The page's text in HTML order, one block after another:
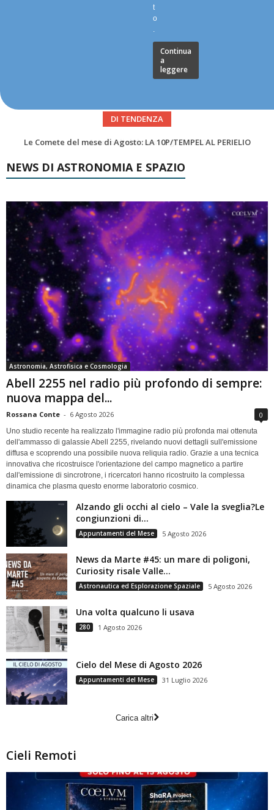
t
o
.
Continua
a
leggere
DI TENDENZA
Asteroidi del mese Agosto 2026
NEWS DI ASTRONOMIA E SPAZIO
Astronomia, Astrofisica e Cosmologia
Abell 2255 nel radio più profondo di sempre:
nuova mappa del...
Rossana Conte - 6 Agosto 2026 0
Uno studio recente ha realizzato l'immagine radio più profonda mai ottenuta
dell'ammasso di galassie Abell 2255, rivelando nuovi dettagli sull'emissione
diffusa e scoprendo una possibile nuova reliquia radio. Grazie a una tecnica
innovativa che ricostruisce l'orientazione del campo magnetico a partire
dall'emissione di sincrotrone, i ricercatori hanno ricostruito la complessa
dinamica che plasma questo enorme laboratorio cosmico.
Alzando gli occhi al cielo – Vale la sveglia?Le
congiunzioni di...
Appuntamenti del Mese 5 Agosto 2026
News da Marte #45: un mare di poligoni,
Curiosity risale Valle...
Astronautica ed Esplorazione Spaziale 5 Agosto 2026
Una volta qualcuno li usava
280 1 Agosto 2026
Cielo del Mese di Agosto 2026
Appuntamenti del Mese 31 Luglio 2026
Carica altri
Cieli Remoti